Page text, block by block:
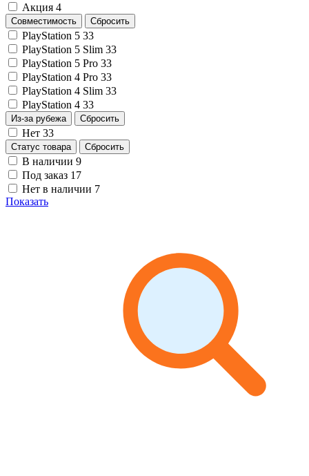
Акция 4
Совместимость Сбросить
PlayStation 5 33
PlayStation 5 Slim 33
PlayStation 5 Pro 33
PlayStation 4 Pro 33
PlayStation 4 Slim 33
PlayStation 4 33
Из-за рубежа Сбросить
Нет 33
Статус товара Сбросить
В наличии 9
Под заказ 17
Нет в наличии 7
Показать